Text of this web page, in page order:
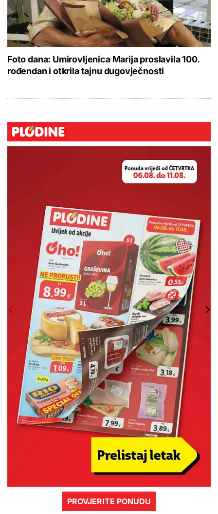
Foto dana: Umirovljenica Marija proslavila 100.
rođendan i otkrila tajnu dugovječnosti
PROVJERITE PONUDU